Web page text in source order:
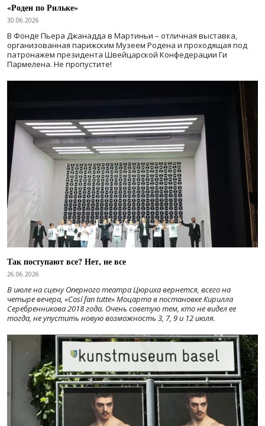
«Роден по Рильке»
30.06.2026
В Фонде Пьера Джанадда в Мартиньи – отличная выставка,
организованная парижским Музеем Родена и проходящая под
патронажем президента Швейцарской Конфедерации Ги
Пармелена. Не пропустите!
Так поступают все? Нет, не все
26.06.2026
В июле на сцену Оперного театра Цюриха вернется, всего на
четыре вечера, «Cosí fan tutte» Моцарта в постановке Кирилла
Серебренникова 2018 года. Очень советую тем, кто не видел ее
тогда, не упустить новую возможность 3, 7, 9 и 12 июля.